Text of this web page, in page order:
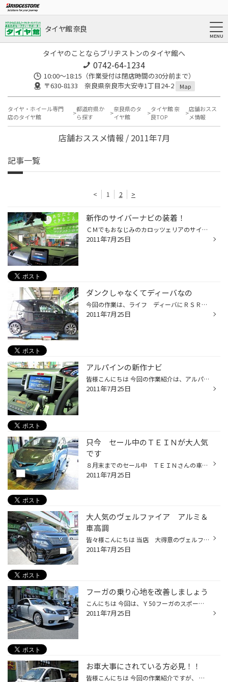
タイヤ館 奈良
タイヤのことならブリヂストンのタイヤ館へ
0742-64-1234
10:00～18:15（作業受付は閉店時間の30分前まで）
〒630-8133 奈良県奈良市大安寺1丁目24-2
Map
タイヤ・ホイール専門
店のタイヤ館
都道府県か
ら探す
奈良県のタ
イヤ館
タイヤ館 奈
良TOP
店舗おスス
メ情報
店舗おススメ情報 / 2011年7月
記事一覧
< 1 2 >
新作のサイバーナビの装着！
ＣＭでもおなじみのカロッツェリアのサイバーナビのご装着です。 今回の特徴は、何といってもスカウターカメラ（Ｆカメラ）が付いておりまして 実写映像でルート案内してくれるという優れものです。 スカウターといってもドラゴン○ールとは違い戦闘力は測れませんので悪しからず。 これで100％に近...
2011年7月25日
ダンクしゃなくてディーバなの
今回の作業は、ライフ ディーバにＲＳＲのＴｉ2000を 装着させていただきました。 分かりやすいように交換前・交換後の写真付きでご覧くださいｗｗ 車高は、約35ｍｍのダウンになっております。 ダウンサスでは一番人気のＴｉ2000 乗り心地も結構いいんですよ～
2011年7月25日
アルパインの新作ナビ
皆様こんにちは 今回の作業紹介は、アルパインさんの新作ナビ Ｘ066の取り付け紹介です。 今までのＸ088と同サイズで８インチモニターが採用されておりますが ＳＤタイプのナビになりますので何といっても価格が安い！ もちろん地デジも標準装備なのでＨＤＤまではいらないといったお客様には 最適...
2011年7月25日
只今 セール中のＴＥＩＮが大人気
です
８月末までのセール中 ＴＥＩＮさんの車高調の紹介です。 現行のＦＩＴ ＲＳにストリートベイシスを装着！ 車高は基準値でのセッティングさせていただきました。 カーボンボンネットなどのスポーツパーツが目を引く ＦＩＴでかっこいいですね～ もちろん乗り心地もバッチリ！！ シャープなハンド...
2011年7月25日
大人気のヴェルファイア アルミ＆
車高調
皆々様こんにちは 当店 大得意のヴェルファイアに共豊コーポレーションさんの ＸＦ55モノの２０インチとＴＥＩＮさんのストリートベイシスの装着です。 ワンピースならではの足長ホイールで非常に大きく見えますね～ 黒いボディに非常に似合ってます！ 車高もバッチリ落としてスタイルバツグンです...
2011年7月25日
フーガの乗り心地を改善しましょう
こんにちは 今回は、Ｙ50フーガのスポーツパッケージの足回り交換です。 ノーマルの乗り心地が非常に悪く、乗り心地を改善＆車高ダウンを ご相談を受け 今回の足回りは、ＴＥＩＮさんのタイプＣＳをオススメいたしました。 大幅な車高のダウンは出来ませんが乗り心地を最優先させた仕様なので 車高...
2011年7月25日
お車大事にされている方必見！！
皆様こんにちは 今回の作業紹介ですが、 新車購入から約７年目に入り ボディの艶がなくなってきたとのご相談を受け ボディの磨きとガラスコーティングの再施工を実施させていただきましたｗｗ 施工前の写真を撮り忘れておりましたが、ほとんど艶がなかったボディが ご覧の通りツヤツヤに！！ しか...